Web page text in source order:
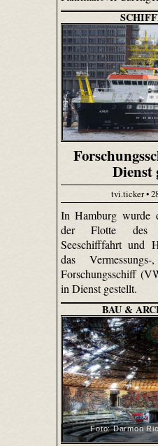
Dienst
tvi.ticker •
In Hamburg wurde
der Flotte des
Seeschifffahrt und
das
Forschungsschiff
in Dienst gestellt.
BAU &
Foto: Darmon